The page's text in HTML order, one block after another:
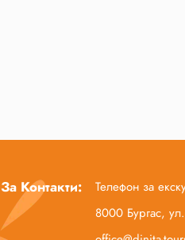
За Контакти:
Телефон за
8000 Бургас,